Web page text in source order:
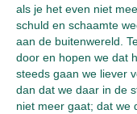
als je het even niet
schuld en schaamte
aan de buitenwereld.
door en hopen we dat
steeds gaan we liever
dan dat we daar in de
niet meer gaat; dat we